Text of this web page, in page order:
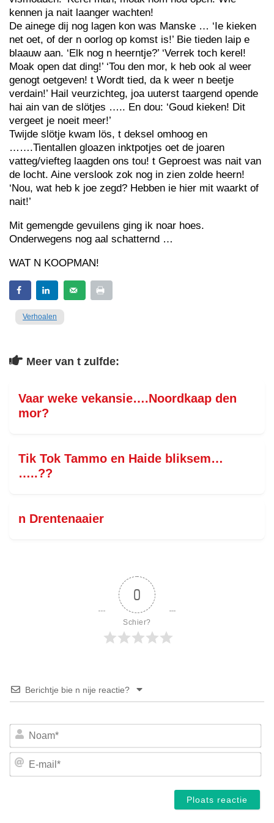
kennen ja nait laanger wachten!
De ainege dij nog lagen kon was Manske … ‘Ie kieken
net oet, of der n oorlog op komst is!’ Bie tieden laip e
blaauw aan. ‘Elk nog n heerntje?’ ‘Verrek toch kerel!
Moak open dat ding!’ ‘Tou den mor, k heb ook al weer
genogt oetgeven! t Wordt tied, da k weer n beetje
verdain!’ Hail veurzichteg, joa uuterst taargend opende
hai ain van de slötjes ….. En dou: ‘Goud kieken! Dit
vergeet je noeit meer!’
Twijde slötje kwam lös, t deksel omhoog en
…….Tientallen gloazen inktpotjes oet de joaren
vatteg/viefteg laagden ons tou! t Geproest was nait van
de locht. Aine verslook zok nog in zien zolde heern!
‘Nou, wat heb k joe zegd? Hebben ie hier mit waarkt of
nait!’
Mit gemengde gevuilens ging ik noar hoes.
Onderwegens nog aal schatternd …
WAT N KOOPMAN!
Verhoalen
Meer van t zulfde:
Vaar weke vekansie….Noordkaap den
mor?
Tik Tok Tammo en Haide bliksem…
…..??
n Drentenaaier
0
Schier?
Berichtje bie n nije reactie?